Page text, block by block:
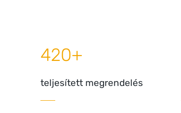
420+
teljesített megrendelés